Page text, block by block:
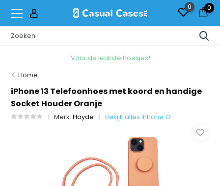
0 0
Voor de leukste hoesjes!
Home
iPhone 13 Telefoonhoes met koord en handige
Socket Houder Oranje
Merk:Hoyde Bekijk alles iPhone 13